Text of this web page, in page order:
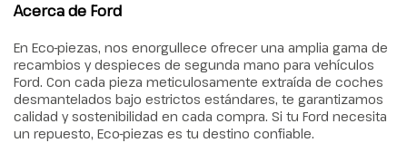
Acerca de Ford
En Eco-piezas, nos enorgullece ofrecer una amplia gama de
recambios y despieces de segunda mano para vehículos
Ford. Con cada pieza meticulosamente extraída de coches
desmantelados bajo estrictos estándares, te garantizamos
calidad y sostenibilidad en cada compra. Si tu Ford necesita
un repuesto, Eco-piezas es tu destino confiable.